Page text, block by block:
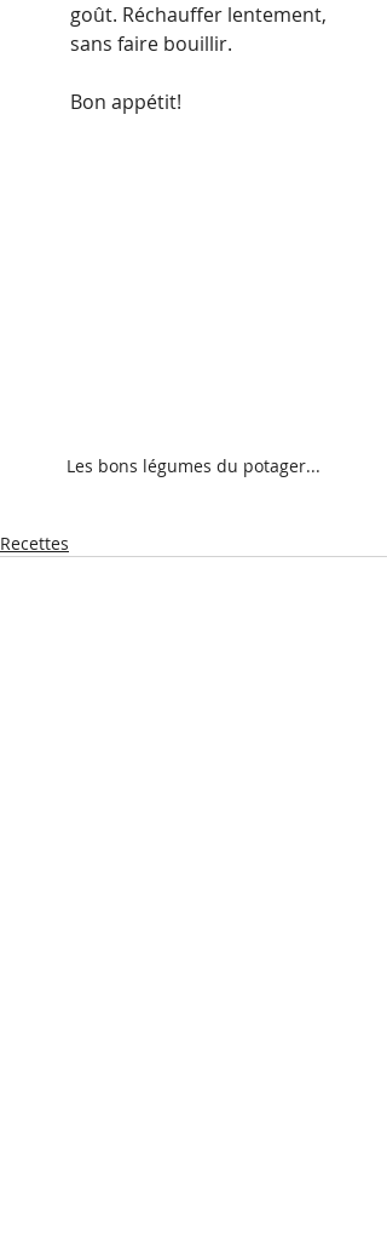
goût. Réchauffer lentement,
sans faire bouillir.
Bon appétit!
Les bons légumes du potager...
Recettes